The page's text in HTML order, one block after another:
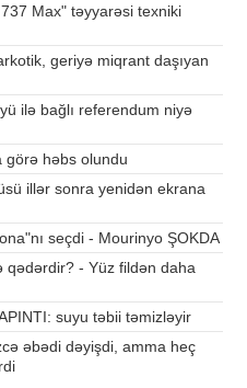
Max" təyyarəsi texniki
geriyə miqrant daşıyan
ilə bağlı referendum niyə
görə həbs olundu
illər sonra yenidən ekrana
seçdi - Mourinyo ŞOKDA
qədərdir? - Yüz fildən daha
suyu təbii təmizləyir
əbədi dəyişdi, amma heç